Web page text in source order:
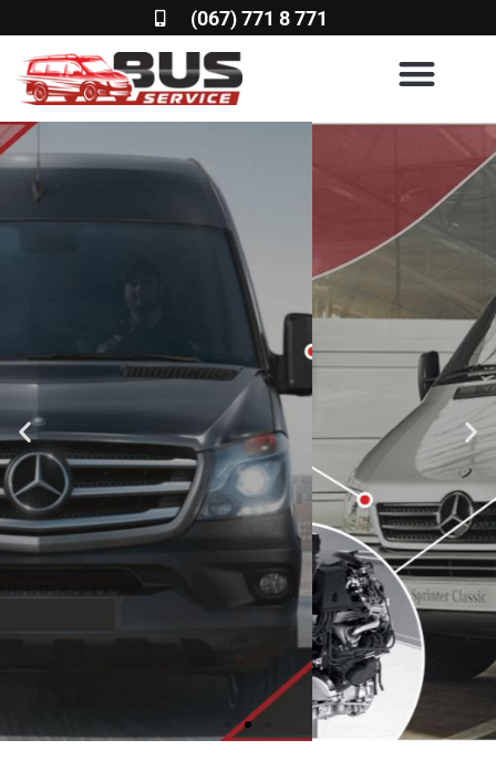
(067) 771 8 771
BUS SERVICE 777
СТО и запчасти для
микроавтобусов
КОНТАКТЫ